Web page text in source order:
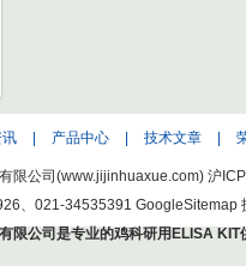
产品中心 技术文章
限公司(www.jijinhuaxue.com) 沪
、021-34535391 GoogleSitemap
限公司是专业的鸡科研用ELISA